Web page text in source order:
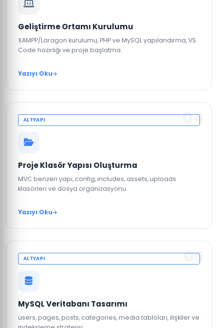
Geliştirme Ortamı Kurulumu
XAMPP/Laragon kurulumu, PHP ve MySQL yapılandırma, VS
Code hazırlığı ve proje başlatma.
Yazıyı Oku
04
ALTYAPI
Proje Klasör Yapısı Oluşturma
MVC benzeri yapı, config, includes, assets, uploads
klasörleri ve dosya organizasyonu.
Yazıyı Oku
05
ALTYAPI
MySQL Veritabanı Tasarımı
users, pages, posts, categories, media tabloları, ilişkiler ve